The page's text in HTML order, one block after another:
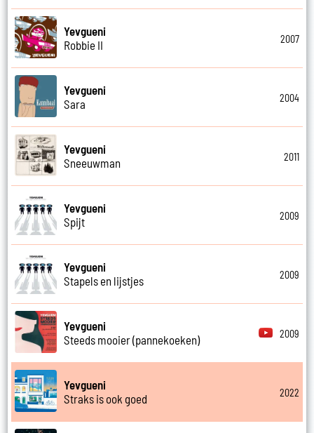
Yevgueni
Robbie II
2007
Yevgueni
Sara
2004
Yevgueni
Sneeuwman
2011
Yevgueni
Spijt
2009
Yevgueni
Stapels en lijstjes
2009
Yevgueni
Steeds mooier (pannekoeken)
2009
Yevgueni
Straks is ook goed
2022